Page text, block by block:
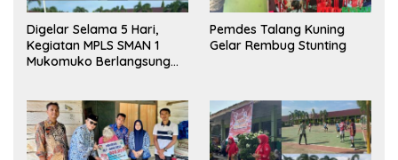
Digelar Selama 5 Hari,
Kegiatan MPLS SMAN 1
Mukomuko Berlangsung
Pemdes Talang Kuning
Gelar Rembug Stunting